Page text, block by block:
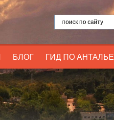
БЛОГ ГИД ПО АНТАЛЬЕ